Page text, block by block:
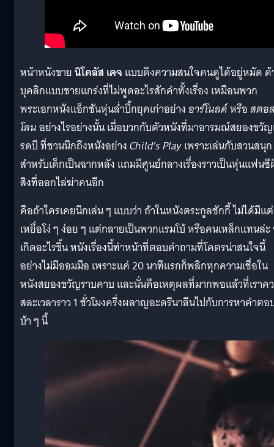
หน้าหนังขายนิโคลัส เคจ แบบดึงความสนใจคนดูได้อยู่หมัด ด้
บุคลิกแบบชายแกร่งที่ไม่พูดอะไรสักคำทั้งเรื่อง เหมือนพวก
พระเอกหนังแอ็กชันหุ่นล่ำบึ้กยุคเก่าอย่างอาร์โนลด์หรือสตอ
โลนอย่างไรอย่างนั้น เมื่อบวกกับตัวหนังที่มาอารมณ์สยองขวัญ
รดบี ที่ชวนนึกถึงหนังอย่างChild’s Playเพราะเล่นกับสวนสนุก
สำหรับเด็กเป็นฉากหลัง แถมมีศูนย์กลางเรื่องราวเป็นหุ่นแฟน
สิงที่ออกไล่ฆ่าคนอีก
คือถ้าใครเคยนึกเล่น ๆ แบบว่า ถ้าในหนังตระกูลชักกี้ ไม่ได้มีแต่
เหยื่อโง่ ๆ ง่อย ๆ แต่กลายเป็นพวกแรมโบ้ หรือคนเหล็กแทนล่ะ
เกิดอะไรขึ้น หนังเรื่องนี้ทำหน้าที่ตอบคำถามที่โคตรน่าสนใจนี้
อย่างไม่มีออมมือ เพราะแค่ 20 นาทีแรกก็พลิกทุกความเชื่อใน
หนังสยองขวัญราบคาบ และนั่นคือเหตุผลที่มากพอแล้วที่เราค
สละเวลาราว 1 ชั่วโมงครึ่งผลาญอะดรีนาลีนไปกับการหาคำตอ
บ้า ๆ นี้